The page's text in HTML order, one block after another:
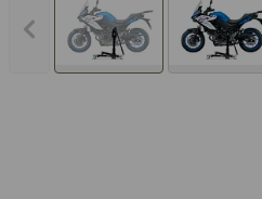
Vorheriges Bild anzeigen